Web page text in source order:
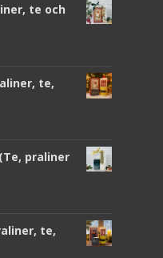
te och
te,
praliner
te,